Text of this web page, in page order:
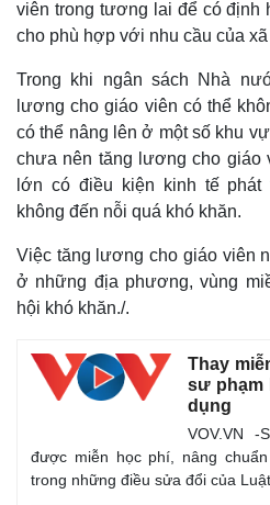
viên trong tương lai để có định
cho phù hợp với nhu cầu của xã
Trong khi ngân sách Nhà
lương cho giáo viên có thể
có thể nâng lên ở một số khu
chưa nên tăng lương cho giáo
lớn có điều kiện kinh tế
không đến nỗi quá khó khăn.
Việc tăng lương cho giáo viên
ở những địa phương, vùng
hội khó khăn./.
Thay
sư phạm
dụng
VOV.VN -
được miễn học phí, nâng
trong những điều sửa đổi của